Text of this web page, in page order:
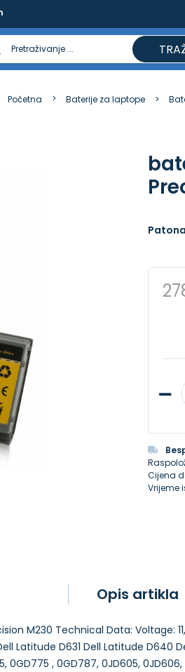
Početna Baterije za laptope
Patona
Cijena
Vrijeme
Opis artikla
M230 Technical Data:
Latitude D631 Dell Latitude D640
, 0GD787, 0JD605, 0JD606,